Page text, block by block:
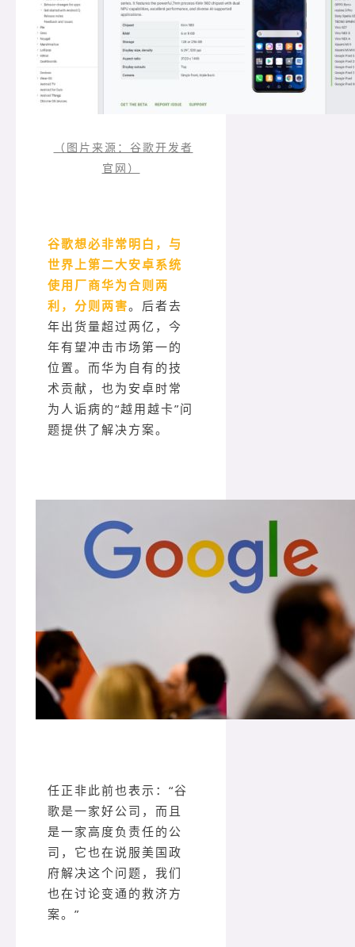
（图片来源：谷歌开发者
官网）
谷歌想必非常明白，与
世界上第二大安卓系统
使用厂商华为合则两
利，分则两害。后者去
年出货量超过两亿，今
年有望冲击市场第一的
位置。而华为自有的技
术贡献，也为安卓时常
为人诟病的“越用越卡”问
题提供了解决方案。
任正非此前也表示：“谷
歌是一家好公司，而且
是一家高度负责任的公
司，它也在说服美国政
府解决这个问题，我们
也在讨论变通的救济方
案。”